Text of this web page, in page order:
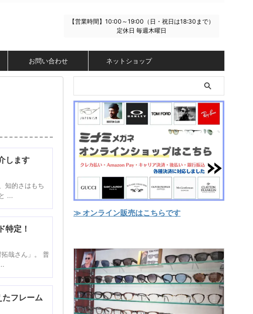
【営業時間】10:00～19:00（日・祝日は18:30まで）
定休日 毎週木曜日
お問い合わせ ネットショップ
します
知的さはもち
...
特定！
哉さん」。 普
フレーム
≫ オンライン販売はこちらです